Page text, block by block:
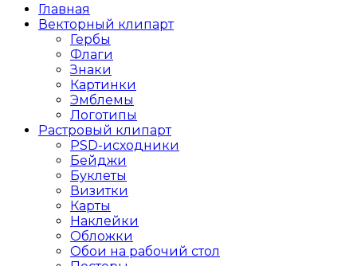
Главная
Векторный клипарт
Гербы
Флаги
Знаки
Картинки
Эмблемы
Логотипы
Растровый клипарт
PSD-исходники
Бейджи
Буклеты
Визитки
Карты
Наклейки
Обложки
Обои на рабочий стол